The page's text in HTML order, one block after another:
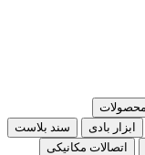
ابزار بادی
سند بلاست
اتصالات مکانیکی